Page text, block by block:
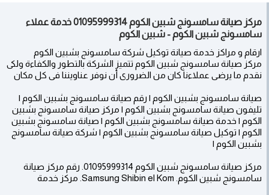
مركز صيانة سامسونج شبين الكوم 01095999314 خدمة عملاء
سامسونج شبين الكوم - شبين الكوم
ارقام و مراكز خدمة صيانة توكيل شركة سامسونج بشبين الكوم
مركز صيانة سامسونج شبين الكوم تتميز الشركة بالتطور والكفاءة ولكى
نقدم ما يرضى عملاءنا كان من الضرورى أن نوفر عناويننا فى كل مكان
صيانة سامسونج بشبين الكوم | رقم صيانة سامسونج بشبين الكوم |
تليفون صيانة سامسونج بشبين الكوم | مركز صيانة سامسونج بشبين
الكوم | خدمة صيانة سامسونج بشبين الكوم | صيانة سامسونج بشبين
الكوم | توكيل صيانة سامسونج بشبين الكوم | شركة صيانة سامسونج
بشبين الكوم |
مركز صيانة سامسونج شبين الكوم 01095999314. رقم مركز صيانة
سامسونج شبين الكوم. Samsung Shibin el Kom. مركز خدمة